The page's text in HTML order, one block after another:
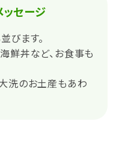
ッセージ
びます。
鮮丼など、お食事も
洗のお土産もあわ